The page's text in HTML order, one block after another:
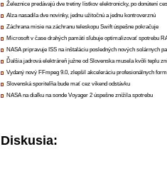
Železnice predávajú dve tretiny lístkov elektronicky, po donútení
Alza nasadila dve novinky, jednu užitočnú a jednu kontroverznú
Záchrana misie na záchranu teleskopu Swift úspešne pokračuje
Microsoft v čase drahých pamätí sľubuje optimalizovať spotrebu
NASA pripravuje ISS na inštaláciu posledných nových solárnych
Ďalšia jadrová elektráreň južne od Slovenska musela kvôli teplu
Vydaný nový FFmpeg 9.0, zlepšil akceleráciu profesionálnych
Slovenská sporiteľňa bude mať cez víkend odstávku
NASA na diaľku na sonde Voyager 2 úspešne znížila spotrebu
Diskusia: